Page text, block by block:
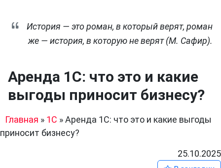
История — это роман, в который верят, роман
же — история, в которую не верят (М. Сафир).
Аренда 1С: что это и какие
выгоды приносит бизнесу?
Главная » 1C »Аренда 1С: что это и какие выгоды
приносит бизнесу?
25.10.2025